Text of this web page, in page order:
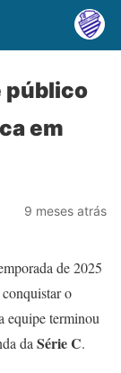
público
em
9 meses atrás
de 2025
o
equipe terminou
da Série C.